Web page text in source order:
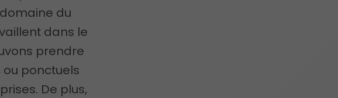
du
dans le
prendre
ponctuels
De plus,